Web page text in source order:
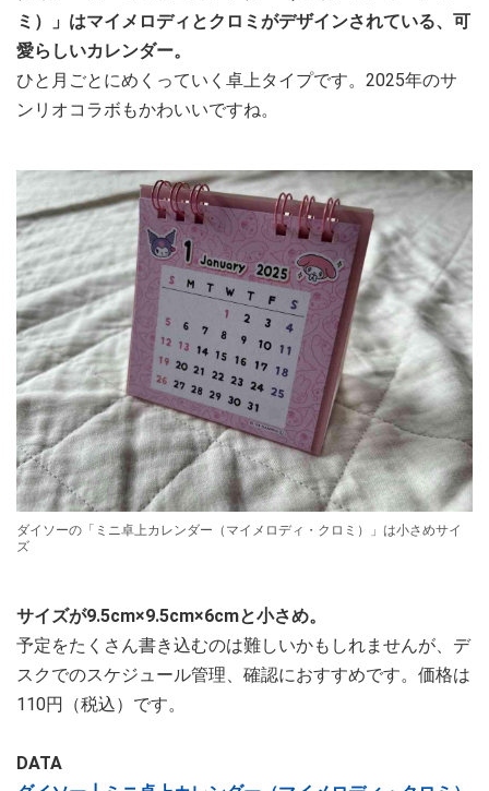
ミ）」はマイメロディとクロミがデザインされている、可
愛らしいカレンダー。
ひと月ごとにめくっていく卓上タイプです。2025年のサ
ンリオコラボもかわいいですね。
ダイソーの「ミニ卓上カレンダー（マイメロディ・クロミ）」は小さめサイ
ズ
サイズが9.5cm×9.5cm×6cmと小さめ。
予定をたくさん書き込むのは難しいかもしれませんが、デ
スクでのスケジュール管理、確認におすすめです。価格は
110円（税込）です。
DATA